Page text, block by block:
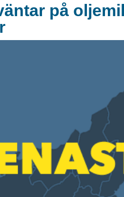
på